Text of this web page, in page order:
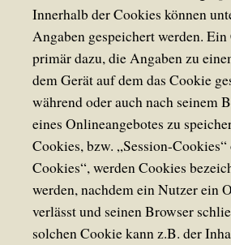
Innerhalb der Cookies können
Angaben gespeichert werden.
primär dazu, die Angaben zu
dem Gerät auf dem das Cookie
während oder auch nach seinem
eines Onlineangebotes zu
Cookies, bzw. „Session-
Cookies“, werden Cookies
werden, nachdem ein Nutzer ein
verlässt und seinen Browser
solchen Cookie kann z.B. der